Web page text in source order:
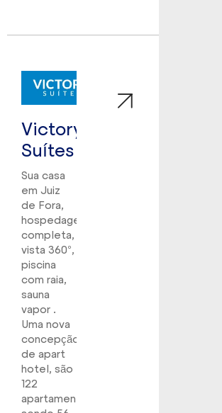
Victory
Suítes
Sua casa
em Juiz
de Fora,
hospedagem
completa,
vista 360°,
piscina
com raia,
sauna
vapor .
Uma nova
concepção
de apart
hotel, são
122
apartamentos